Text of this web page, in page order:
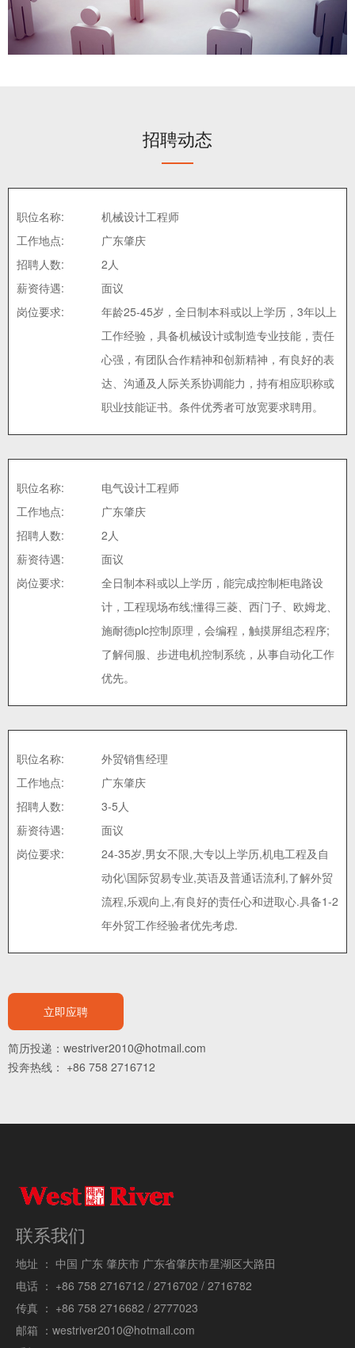
招聘动态
职位名称:
工作地点:
招聘人数:
薪资待遇:
岗位要求:
机械设计工程师
广东肇庆
2人
面议
年龄25-45岁，全日制本科或以上学历，3年以上
工作经验，具备机械设计或制造专业技能，责任
心强，有团队合作精神和创新精神，有良好的表
达、沟通及人际关系协调能力，持有相应职称或
职业技能证书。条件优秀者可放宽要求聘用。
职位名称:
工作地点:
招聘人数:
薪资待遇:
岗位要求:
电气设计工程师
广东肇庆
2人
面议
全日制本科或以上学历，能完成控制柜电路设
计，工程现场布线;懂得三菱、西门子、欧姆龙、
施耐德plc控制原理，会编程，触摸屏组态程序;
了解伺服、步进电机控制系统，从事自动化工作
优先。
职位名称:
工作地点:
招聘人数:
薪资待遇:
岗位要求:
外贸销售经理
广东肇庆
3-5人
面议
24-35岁,男女不限,大专以上学历,机电工程及自
动化\国际贸易专业,英语及普通话流利,了解外贸
流程,乐观向上,有良好的责任心和进取心.具备1-2
年外贸工作经验者优先考虑.
立即应聘
简历投递：westriver2010@hotmail.com
投奔热线： +86 758 2716712
联系我们
地址 ： 中国 广东 肇庆市 广东省肇庆市星湖区大路田
电话 ： +86 758 2716712 / 2716702 / 2716782
传真 ： +86 758 2716682 / 2777023
邮箱 ： westriver2010@hotmail.com